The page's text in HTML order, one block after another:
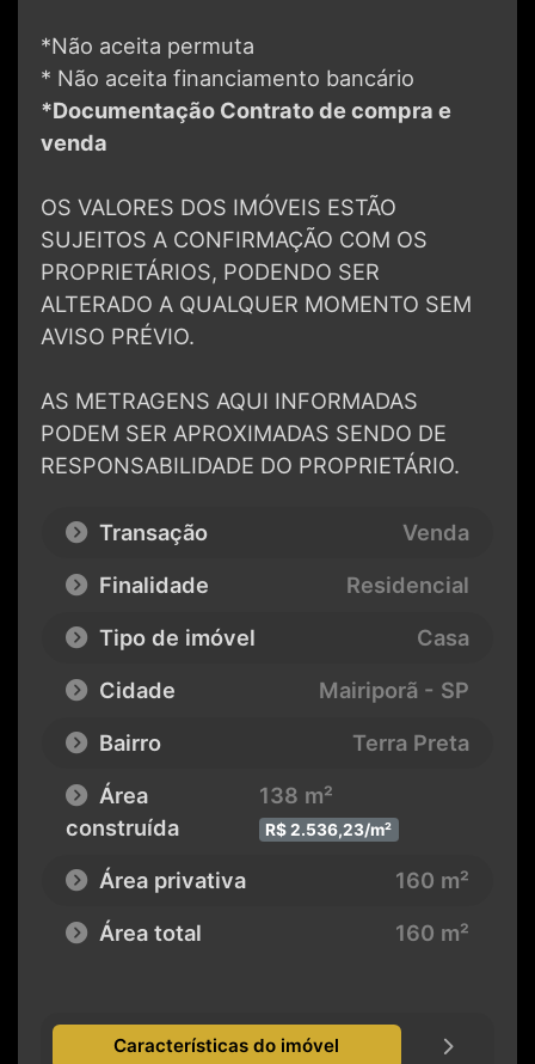
*Não aceita permuta
* Não aceita financiamento bancário
*Documentação Contrato de compra e
venda
OS VALORES DOS IMÓVEIS ESTÃO
SUJEITOS A CONFIRMAÇÃO COM OS
PROPRIETÁRIOS, PODENDO SER
ALTERADO A QUALQUER MOMENTO SEM
AVISO PRÉVIO.
AS METRAGENS AQUI INFORMADAS
PODEM SER APROXIMADAS SENDO DE
RESPONSABILIDADE DO PROPRIETÁRIO.
Transação
Venda
Finalidade
Residencial
Tipo de imóvel
Casa
Cidade
Mairiporã - SP
Bairro
Terra Preta
Área
construída
138 m²
R$ 2.536,23/m²
Área privativa
160 m²
Área total
160 m²
Características do imóvel